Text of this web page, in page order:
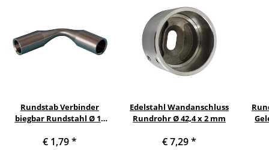
Rundstab Verbinder
biegbar Rundstahl Ø 10
€ 1,79*
Edelstahl Wandanschluss
Rundrohr Ø 42,4 x 2 mm
€ 7,29*